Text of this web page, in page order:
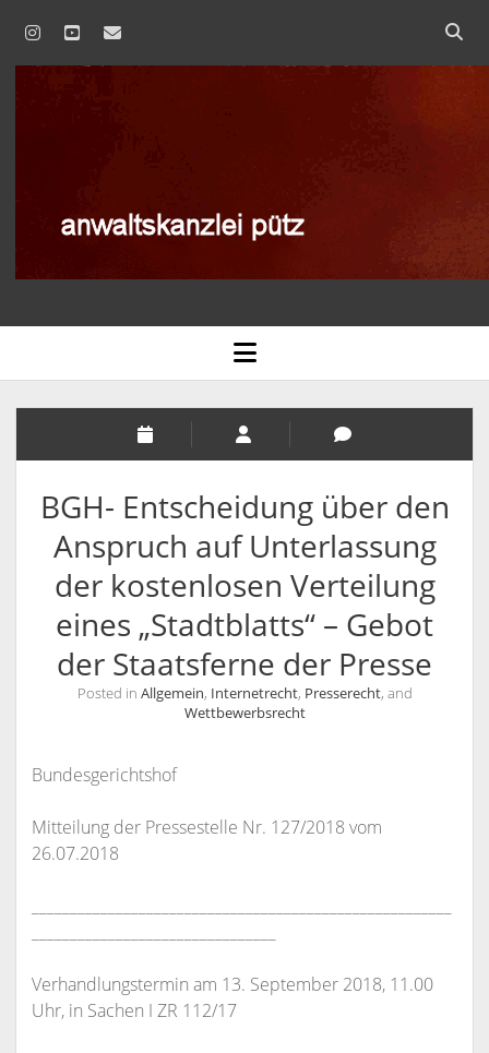
instagram
youtubeemail
AGB
BLOG
DATENSCHUTZERKLÄRUNG
IMPRESSUM
KANZLEI
KONTAKT / INFORMATIONEN
ANFAHRT
INFORMATIONEN
KONTAKT
SPRECHZEITEN
WIDERRUFSBELEHRUNG BEI FERNABSATZVERTRÄGEN
RECHTSANWÄLTE
RECHTSANWALT NILS PÜTZ
RECHTSANWÄLTIN VERONIKA KLENK
SCHULUNGSANGEBOTE
ARBEITSRECHT FÜR PERSONALDISPONENTEN
RECHTLICHES UPDATE FÜR AUSBILDER
SOCIAL MEDIA UND RECHT
URHEBERRECHT, LIZENZRECHT, ÄUSSERUNGSRECHT, P
open
menu
BGH- Entscheidung über den
Anspruch auf Unterlassung
der kostenlosen Verteilung
eines „Stadtblatts“ – Gebot
der Staatsferne der Presse
Posted in Allgemein, Internetrecht, Presserecht, and
Wettbewerbsrecht
Bundesgerichtshof
Mitteilung der Pressestelle Nr. 127/2018 vom
26.07.2018
Verhandlungstermin am 13. September 2018, 11.00
Uhr, in Sachen I ZR 112/17